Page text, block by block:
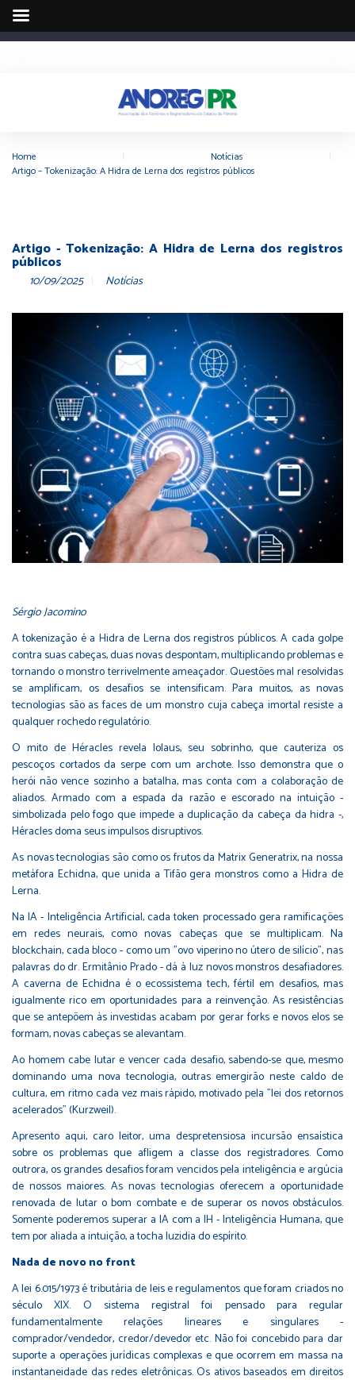
Home Notícias
Artigo – Tokenização: A Hidra de Lerna dos registros públicos
Artigo - Tokenização: A Hidra de Lerna dos registros
públicos
10/09/2025 Notícias
Sérgio Jacomino
A tokenização é a Hidra de Lerna dos registros públicos. A cada golpe
contra suas cabeças, duas novas despontam, multiplicando problemas e
tornando o monstro terrivelmente ameaçador. Questões mal resolvidas
se amplificam, os desafios se intensificam. Para muitos, as novas
tecnologias são as faces de um monstro cuja cabeça imortal resiste a
qualquer rochedo regulatório.
O mito de Héracles revela Iolaus, seu sobrinho, que cauteriza os
pescoços cortados da serpe com um archote. Isso demonstra que o
herói não vence sozinho a batalha, mas conta com a colaboração de
aliados. Armado com a espada da razão e escorado na intuição -
simbolizada pelo fogo que impede a duplicação da cabeça da hidra -,
Héracles doma seus impulsos disruptivos.
As novas tecnologias são como os frutos da Matrix Generatrix, na nossa
metáfora Echidna, que unida a Tifão gera monstros como a Hidra de
Lerna.
Na IA - Inteligência Artificial, cada token processado gera ramificações
em redes neurais, como novas cabeças que se multiplicam. Na
blockchain, cada bloco - como um "ovo viperino no útero de silício", nas
palavras do dr. Ermitânio Prado - dá à luz novos monstros desafiadores.
A caverna de Echidna é o ecossistema tech, fértil em desafios, mas
igualmente rico em oportunidades para a reinvenção. As resistências
que se antepõem às investidas acabam por gerar forks e novos elos se
formam, novas cabeças se alevantam.
Ao homem cabe lutar e vencer cada desafio, sabendo-se que, mesmo
dominando uma nova tecnologia, outras emergirão neste caldo de
cultura, em ritmo cada vez mais rápido, motivado pela "lei dos retornos
acelerados" (Kurzweil).
Apresento aqui, caro leitor, uma despretensiosa incursão ensaística
sobre os problemas que afligem a classe dos registradores. Como
outrora, os grandes desafios foram vencidos pela inteligência e argúcia
de nossos maiores. As novas tecnologias oferecem a oportunidade
renovada de lutar o bom combate e de superar os novos obstáculos.
Somente poderemos superar a IA com a IH - Inteligência Humana, que
tem por aliada a intuição, a tocha luzidia do espírito.
Nada de novo no front
A lei 6.015/1973 é tributária de leis e regulamentos que foram criados no
século XIX. O sistema registral foi pensado para regular
fundamentalmente relações lineares e singulares -
comprador/vendedor, credor/devedor etc. Não foi concebido para dar
suporte a operações jurídicas complexas e que ocorrem em massa na
instantaneidade das redes eletrônicas. Os ativos baseados em direitos